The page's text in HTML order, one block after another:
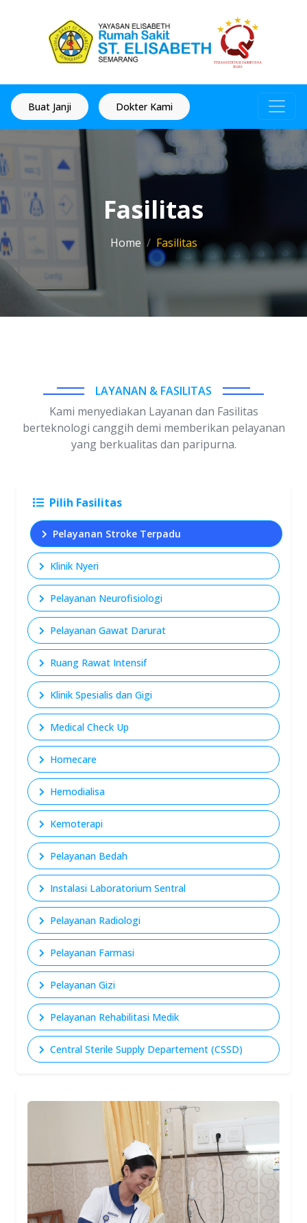
Buat Janji Dokter Kami
Fasilitas
Home Fasilitas
LAYANAN & FASILITAS
Kami menyediakan Layanan dan Fasilitas
berteknologi canggih demi memberikan pelayanan
yang berkualitas dan paripurna.
Pilih Fasilitas
Pelayanan Stroke Terpadu
Klinik Nyeri
Pelayanan Neurofisiologi
Pelayanan Gawat Darurat
Ruang Rawat Intensif
Klinik Spesialis dan Gigi
Medical Check Up
Homecare
Hemodialisa
Kemoterapi
Pelayanan Bedah
Instalasi Laboratorium Sentral
Pelayanan Radiologi
Pelayanan Farmasi
Pelayanan Gizi
Pelayanan Rehabilitasi Medik
Central Sterile Supply Departement (CSSD)